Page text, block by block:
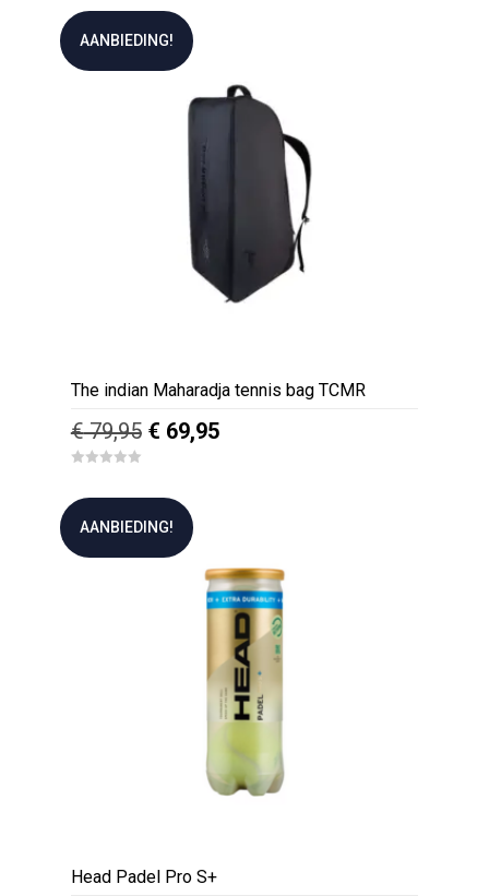
AANBIEDING!
The indian Maharadja tennis bag TCMR
€79,95 Oorspronkelijke
€ 79,95.
€ 69,95Huidige
u
5
AANBIEDING!
Head Padel Pro S+